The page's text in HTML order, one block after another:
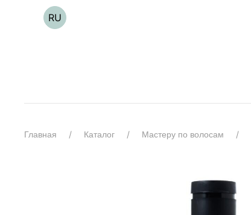
RU
Главная Каталог Мастеру по волосам